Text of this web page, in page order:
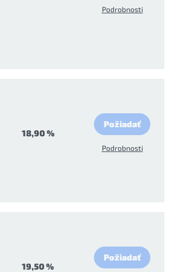
Podrobnosti
18,90 %
Požiadať
Podrobnosti
19,50 %
Požiadať